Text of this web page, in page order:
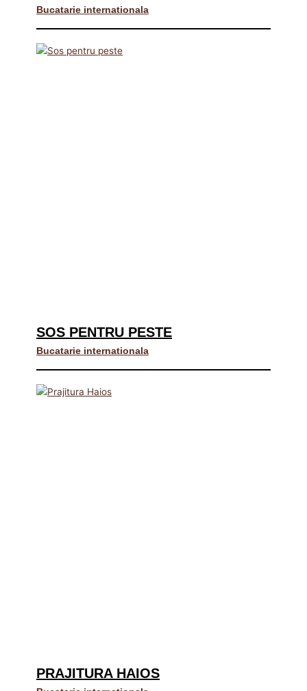
Bucatarie internationala
SOS PENTRU PESTE
Bucatarie internationala
PRAJITURA HAIOS